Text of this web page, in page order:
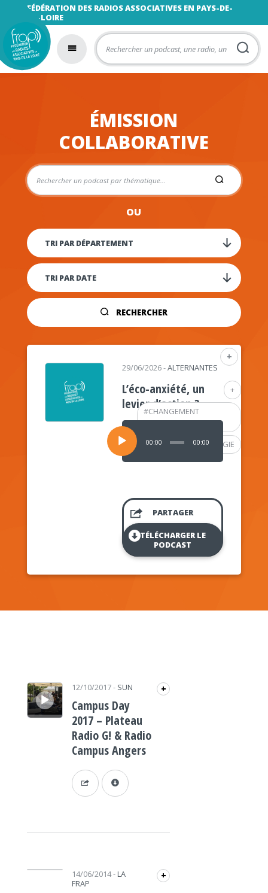
FÉDÉRATION DES RADIOS ASSOCIATIVES EN PAYS-DE-
LA-LOIRE
ÉMISSION
COLLABORATIVE
OU
RECHERCHER
+
+
#CHANGEMENT
CLIMATIQUE
#PSYCHOLOGIE
29/06/2026-ALTERNANTES
L’éco-anxiété, un
levier d’action ?
Lecteur
audio
00:00 00:00
PARTAGER
TÉLÉCHARGER LE
PODCAST
Lecteur audio 12/10/2017- SUN +
Campus Day
2017 – Plateau
Radio G! & Radio
Campus Angers
Lecteur audio 14/06/2014- LA
FRAP
+